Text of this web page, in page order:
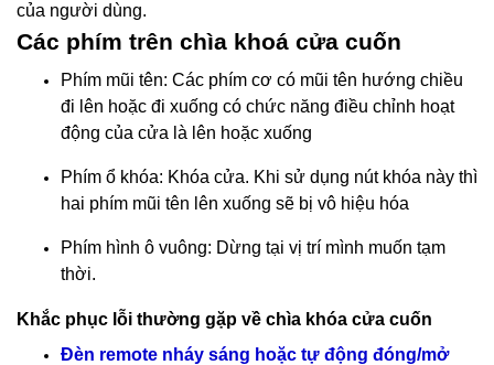
của người dùng.
Các phím trên chìa khoá cửa cuốn
Phím mũi tên: Các phím cơ có mũi tên hướng chiều
đi lên hoặc đi xuống có chức năng điều chỉnh hoạt
động của cửa là lên hoặc xuống
Phím ổ khóa: Khóa cửa. Khi sử dụng nút khóa này thì
hai phím mũi tên lên xuống sẽ bị vô hiệu hóa
Phím hình ô vuông: Dừng tại vị trí mình muốn tạm
thời.
Khắc phục lỗi thường gặp về chìa khóa cửa cuốn
Đèn remote nháy sáng hoặc tự động đóng/mở